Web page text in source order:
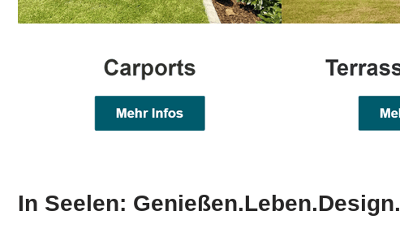
In Seelen: Genießen.Leben.Design.